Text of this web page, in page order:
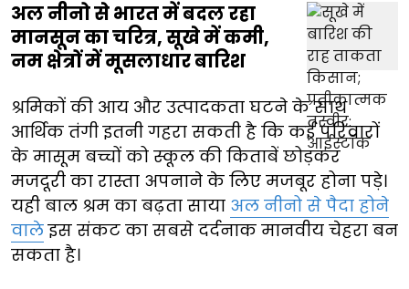
अल नीनो से भारत में बदल रहा
मानसून का चरित्र, सूखे में कमी,
नम क्षेत्रों में मूसलाधार बारिश
श्रमिकों की आय और उत्पादकता घटने के साथ
आर्थिक तंगी इतनी गहरा सकती है कि कई परिवारों
के मासूम बच्चों को स्कूल की किताबें छोड़कर
मजदूरी का रास्ता अपनाने के लिए मजबूर होना पड़े।
यही बाल श्रम का बढ़ता साया अल नीनो से पैदा होने
वालेइस संकट का सबसे दर्दनाक मानवीय चेहरा बन
सकता है।